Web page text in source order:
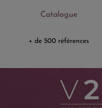
Catalogue
+ de 500 références